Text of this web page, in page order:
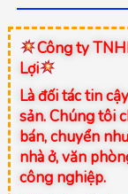
Công ty
Lợi
Là đối tác tin
sản. Chúng tôi
bán, chuyển
nhà ở, văn
công nghiệp.